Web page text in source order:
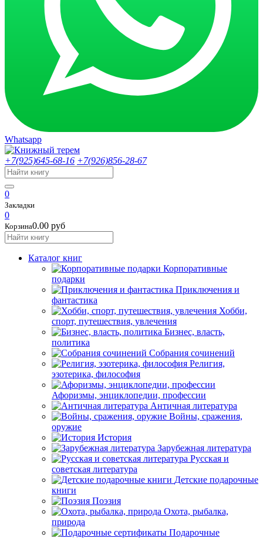
Whatsapp
+7(925)645-68-16 +7(926)856-28-67
0
Закладки
0
Корзина0.00 руб
Каталог книг
Корпоративные
подарки
Приключения и
фантастика
Хобби,
спорт, путешествия, увлечения
Бизнес, власть,
политика
Собрания сочинений
Религия,
эзотерика, философия
Афоризмы, энциклопедии, профессии
Античная литература
Войны, сражения,
оружие
История
Зарубежная литература
Русская и
советская литература
Детские подарочные
книги
Поэзия
Охота, рыбалка,
природа
Подарочные